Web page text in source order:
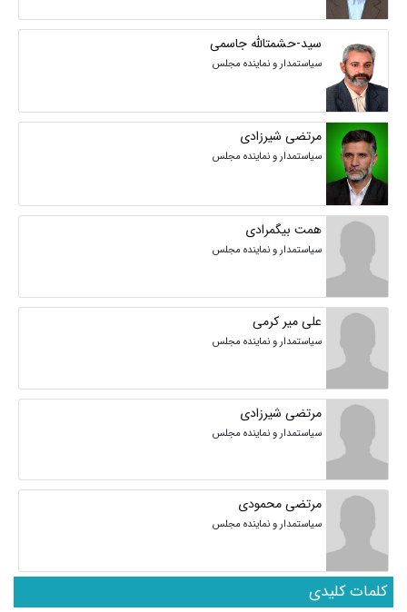
سید-حشمتالله جاسمی
سیاستمدار و نماینده مجلس
مرتضی شیرزادی
سیاستمدار و نماینده مجلس
همت بیگمرادی
سیاستمدار و نماینده مجلس
علی میر کرمی
سیاستمدار و نماینده مجلس
مرتضی شیرزادی
سیاستمدار و نماینده مجلس
مرتضی محمودی
سیاستمدار و نماینده مجلس
کلمات کلیدی